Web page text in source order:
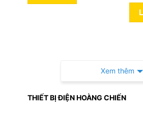
Xem thêm
THIẾT BỊ ĐIỆN HOÀNG CHIẾN